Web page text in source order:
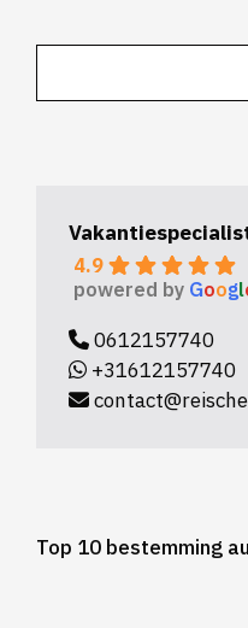
4.9
powered by Googl
0612157740
+31612157740
Top 10 bestemming